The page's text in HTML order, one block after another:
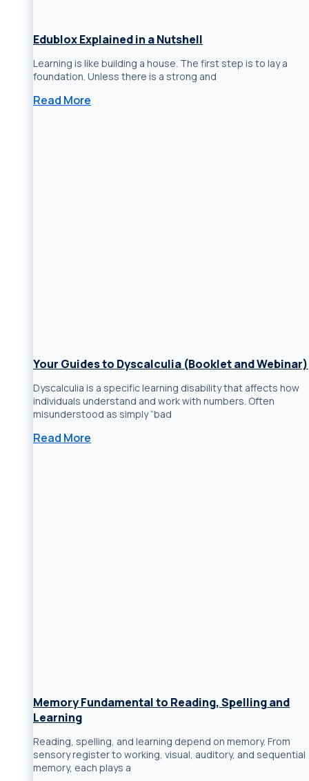
Edublox Explained in a Nutshell
Learning is like building a house. The first step is to lay a
foundation. Unless there is a strong and
Read More
Your Guides to Dyscalculia (Booklet and Webinar)
Dyscalculia is a specific learning disability that affects how
individuals understand and work with numbers. Often
misunderstood as simply “bad
Read More
Memory Fundamental to Reading, Spelling and
Learning
Reading, spelling, and learning depend on memory. From
sensory register to working, visual, auditory, and sequential
memory, each plays a